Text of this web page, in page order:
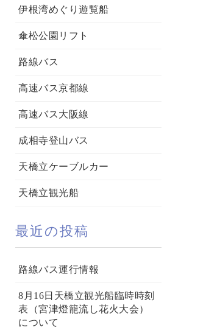
伊根湾めぐり遊覧船
傘松公園リフト
路線バス
高速バス京都線
高速バス大阪線
成相寺登山バス
天橋立ケーブルカー
天橋立観光船
最近の投稿
路線バス運行情報
8月16日天橋立観光船臨時時刻
表（宮津燈籠流し花火大会）
について